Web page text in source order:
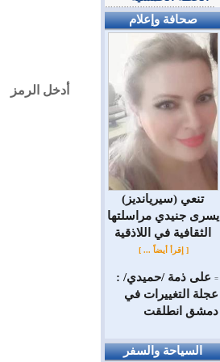
أدخل الرمز
صحافة وإعلام
(سيريانديز) تنعي
يسرى جنيدي مراسلتها
الثقافية في اللاذقية
[ إقرأ أيضاً ... ]
= على ذمة /حميدي/ :
عجلة التغييرات في
دمشق انطلقت
السياحة والسفر